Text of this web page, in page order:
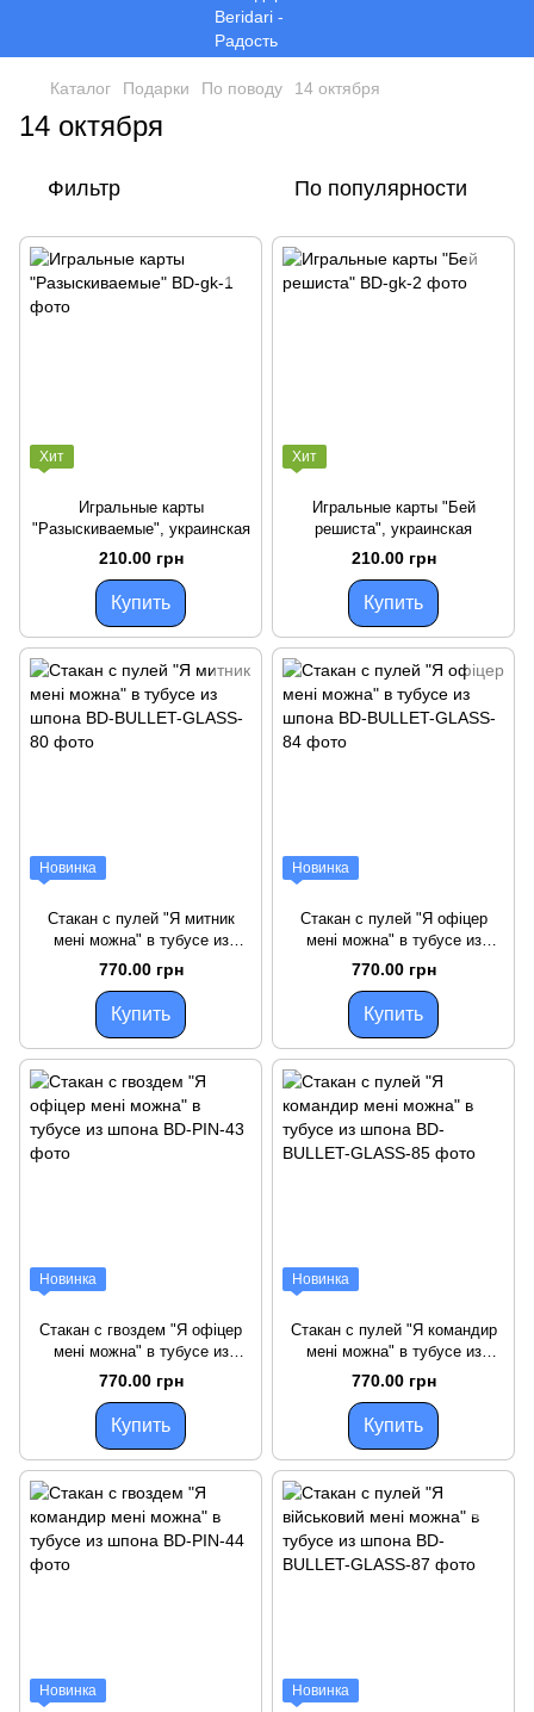
Каталог Подарки По поводу 14 октября
14 октября
Фильтр По популярности
Хит
Игральные карты
"Разыскиваемые", украинская
210.00 грн
Купить
Хит
Игральные карты "Бей
решиста", украинская
210.00 грн
Купить
Новинка
Стакан с пулей "Я митник
мені можна" в тубусе из
шпона
770.00 грн
Купить
Новинка
Стакан с пулей "Я офіцер
мені можна" в тубусе из
шпона
770.00 грн
Купить
Новинка
Стакан с гвоздем "Я офіцер
мені можна" в тубусе из
шпона
770.00 грн
Купить
Новинка
Стакан с пулей "Я командир
мені можна" в тубусе из
шпона
770.00 грн
Купить
Новинка Новинка